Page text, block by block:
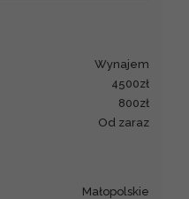
wynajem
4500zł
800zł
Od zaraz
małopolskie